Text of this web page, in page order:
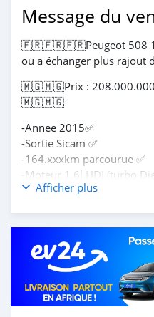
Message du
🇫🇷🇫🇷🇫🇷Peugeot 508
ou a échanger plus rajout
🇲🇬🇲🇬Prix :
🇲🇬🇲🇬
-Annee 2015✅
-Sortie Sicam ✅
-164.xxxkm parcourue ✅
-Moteur 1.6l HDI (turbo
-puissance 165chv ✅
-transmission Avant✅
-4 Jante Alu par 18’✅
-Detecteur d’obscurité✅
-Sono de tres bonne
Afficher plus